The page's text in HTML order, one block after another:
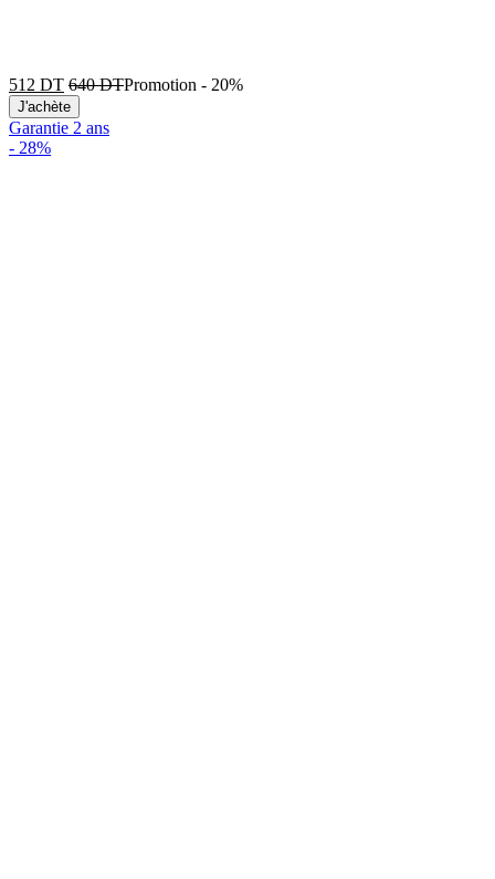
512 DT 640DTPromotion - 20%
J'achète
Garantie 2 ans
- 28%